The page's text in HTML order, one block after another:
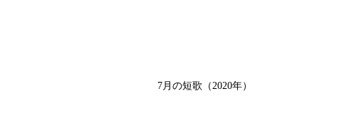
7月の短歌（2020年）